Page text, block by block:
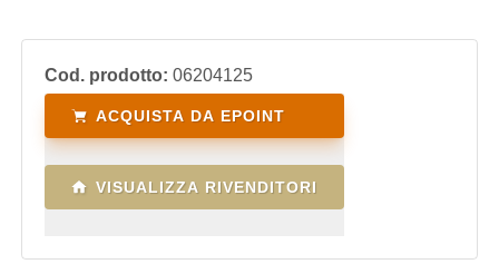
Cod. prodotto: 06204125
ACQUISTA DA EPOINT
VISUALIZZA RIVENDITORI